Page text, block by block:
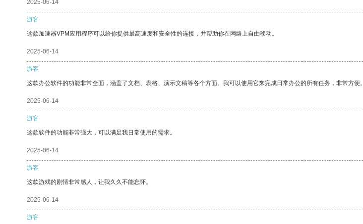
2025-06-14
游客
这款加速器VPM应用程序可以给你提供最高速度和安全性的连接，并帮助你在网络上自由移动。
2025-06-14
游客
这款办公软件的功能非常全面，涵盖了文档、表格、演示文稿等各个方面。我可以使用它来完成日常办公的所有任务，非常方便。
2025-06-14
游客
这款软件的功能非常强大，可以满足我日常使用的需求。
2025-06-14
游客
这款游戏的剧情非常感人，让我久久不能忘怀。
2025-06-14
游客